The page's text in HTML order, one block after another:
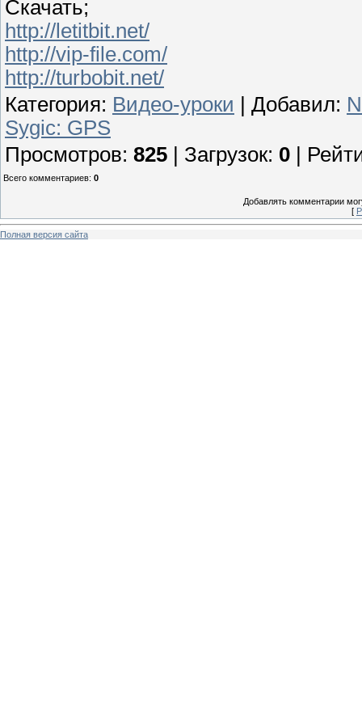
Скачать;
http://letitbit.net/
http://vip-file.com/
http://turbobit.net/
Категория: Видео-уроки Добавил:
Sygic: GPS
Просмотров: 825 Загрузок: 0
Всего комментариев: 0
Добавлять комментарии
[
Полная версия сайта